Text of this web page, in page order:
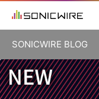
ソフト音源 »
初音ミク V4X
ボーカル抜き出し
SONICWIRE BLOG
カテゴリ一覧